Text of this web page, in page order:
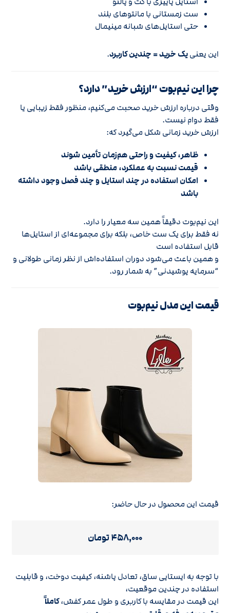
ست زمستانی با مانتوهای بلند
حتی استایل‌های شبانه مینیمال
این یعنییک خرید = چندین کاربرد.
چرا این نیم‌بوت “ارزش خرید” دارد؟
وقتی درباره ارزش خرید صحبت می‌کنیم، منظور فقط زیبایی یا
فقط دوام نیست.
ارزش خرید زمانی شکل می‌گیرد که:
ظاهر، کیفیت و راحتی هم‌زمان تأمین شوند
قیمت نسبت به عملکرد، منطقی باشد
امکان استفاده در چند استایل و چند فصل وجود داشته
باشد
این نیم‌بوت دقیقاً همین سه معیار را دارد.
نه فقط برای یک ست خاص، بلکه برای مجموعه‌ای از استایل‌ها
قابل استفاده است
و همین باعث می‌شود دوران استفاده‌اش از نظر زمانی طولانی و
“سرمایه پوشیدنی” به شمار رود.
قیمت این مدل نیم‌بوت
قیمت این محصول در حال حاضر:
۴۵۸٬۰۰۰ تومان
با توجه به ایستایی ساق، تعادل پاشنه، کیفیت دوخت، و قابلیت
استفاده در چندین موقعیت،
این قیمت در مقایسه با کاربری و طول عمر کفش،کاملاً